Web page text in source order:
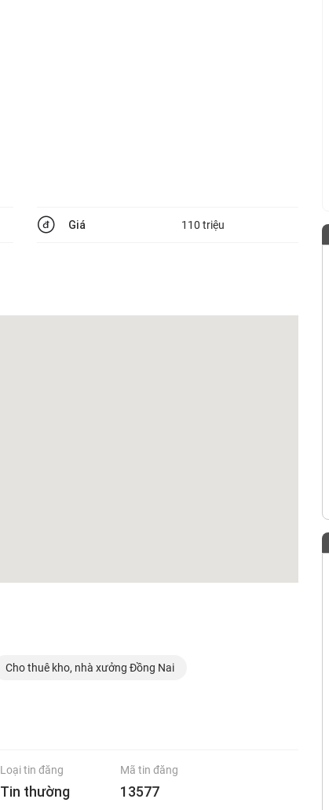
Giá 110 triệu
Cho thuê kho, nhà xưởng Đồng Nai
Loại tin đăng
Tin thường
Mã tin đăng
13577